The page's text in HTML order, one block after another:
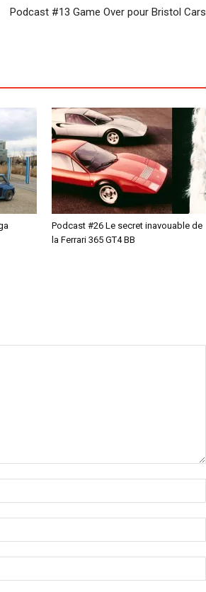
Podcast #13 Game Over pour Bristol Cars
Podcast #26 Le secret inavouable de
la Ferrari 365 GT4 BB